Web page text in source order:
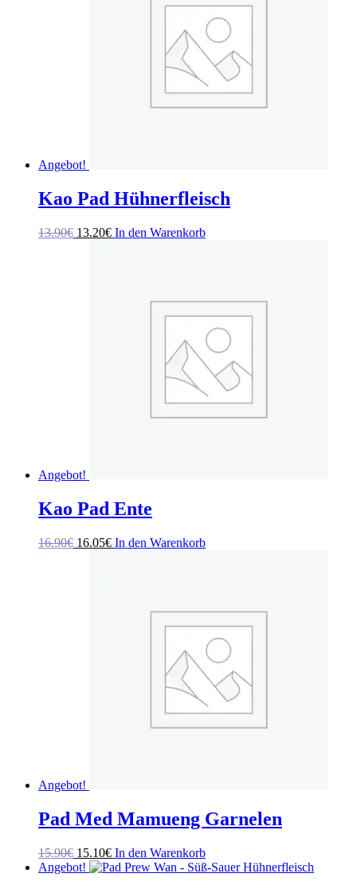
Angebot!
Kao Pad Hühnerfleisch
13.90€ Ursprünglicher
13.20€Aktueller
In den Warenkorb
Angebot!
Kao Pad Ente
16.90€ Ursprünglicher
16.05€Aktueller
In den Warenkorb
Angebot!
Pad Med Mamueng Garnelen
15.90€ Ursprünglicher
Preis
15.10€Aktueller
Preis
In den Warenkorb
Angebot!